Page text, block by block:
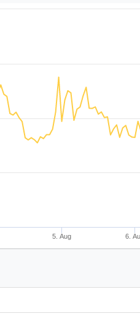
5. Aug 6.